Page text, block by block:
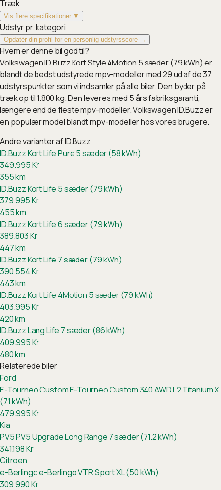
Træk
Vis flere specifikationer ▼
Udstyr pr. kategori
Opdatér din profil for en personlig udstyrsscore →
Hvem er denne bil god til?
Volkswagen ID.Buzz Kort Style 4Motion 5 sæder (79 kWh) er
blandt de bedst udstyrede mpv-modeller med 29 ud af de 37
udstyrspunkter som vi indsamler på alle biler. Den byder på
træk op til 1.800 kg. Den leveres med 5 års fabriksgaranti,
længere end de fleste mpv-modeller. Volkswagen ID.Buzz er
en populær model blandt mpv-modeller hos vores brugere.
Andre varianter afID.Buzz
ID.Buzz Kort Life Pure 5 sæder (58 kWh)
349.995Kr
355km
ID.Buzz Kort Life 5 sæder (79 kWh)
379.995Kr
455km
ID.Buzz Kort Life 6 sæder (79 kWh)
389.803Kr
447km
ID.Buzz Kort Life 7 sæder (79 kWh)
390.554Kr
443km
ID.Buzz Kort Life 4Motion 5 sæder (79 kWh)
403.995Kr
420km
ID.Buzz Lang Life 7 sæder (86 kWh)
409.995Kr
480km
Relaterede biler
Ford
E-Tourneo CustomE-Tourneo Custom 340 AWD L2 Titanium X
(71 kWh)
479.995Kr
Kia
PV5PV5 Upgrade Long Range 7 sæder (71.2 kWh)
341.198Kr
Citroen
e-Berlingoe-Berlingo VTR Sport XL (50 kWh)
309.990Kr